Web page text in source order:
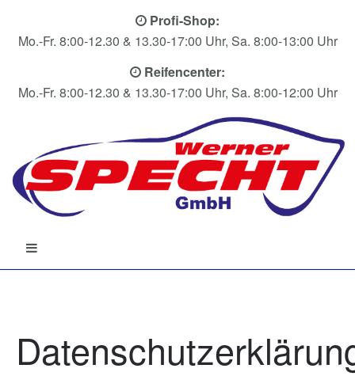
Profi-Shop:
Mo.-Fr. 8:00-12.30 & 13.30-17:00 Uhr, Sa. 8:00-13:00 Uhr
Reifencenter:
Mo.-Fr. 8:00-12.30 & 13.30-17:00 Uhr, Sa. 8:00-12:00 Uhr